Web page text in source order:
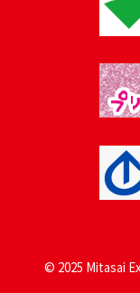
© 2025 Mitasai